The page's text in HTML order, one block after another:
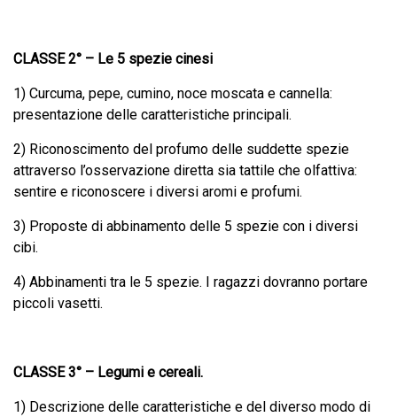
CLASSE 2° – Le 5 spezie cinesi
1) Curcuma, pepe, cumino, noce moscata e cannella:
presentazione delle caratteristiche principali.
2) Riconoscimento del profumo delle suddette spezie
attraverso l’osservazione diretta sia tattile che olfattiva:
sentire e riconoscere i diversi aromi e profumi.
3) Proposte di abbinamento delle 5 spezie con i diversi
cibi.
4) Abbinamenti tra le 5 spezie. I ragazzi dovranno portare
piccoli vasetti.
CLASSE 3° – Legumi e cereali.
1) Descrizione delle caratteristiche e del diverso modo di